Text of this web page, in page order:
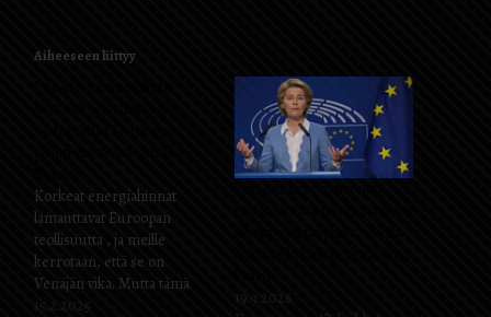
Aiheeseen liittyy
Korkeat energiahinnat
lamauttavat Euroopan
teollisuutta , ja meille
kerrotaan, että se on
Venäjän vika. Mutta tämä
johtuu itsetuhoisesta
15.2.2025
19.3.2026